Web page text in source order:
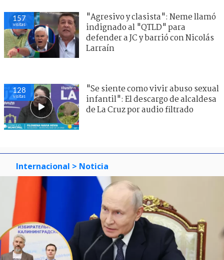
157
visitas
"Agresivo y clasista": Neme llamó
indignado al "QTLD" para
defender a JC y barrió con Nicolás
Larraín
128
visitas
"Se siente como vivir abuso sexual
infantil": El descargo de alcaldesa
de La Cruz por audio filtrado
Internacional > Noticia